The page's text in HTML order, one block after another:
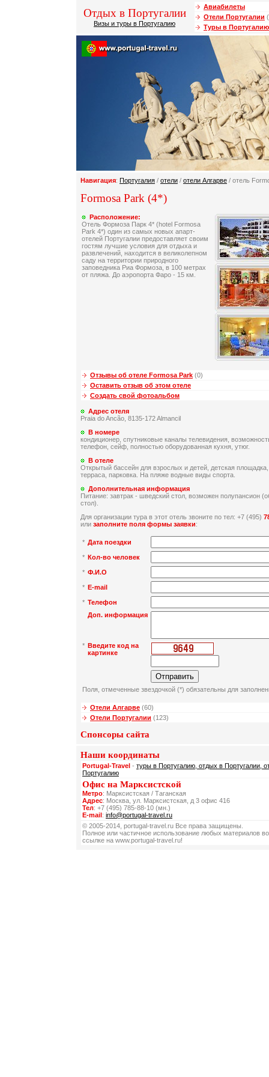
Отдых в Португалии
Визы и туры в Португалию
Авиабилеты
Отели Португалии
Туры в Португалию
Навигация: Португалия / отели / отели Алгарве / отель
Formosa Park (4*)
Расположение:
Отель Формоза Парк 4* (hotel Formosa
Park 4*) один из самых новых апарт-
отелей Португалии предоставляет своим
гостям лучшие условия для отдыха и
развлечений, находится в великолепном
саду на территории природного
заповедника Риа Формоза, в 100 метрах
от пляжа. До аэропорта Фаро - 15 км.
Отзывы об отеле Formosa Park (0)
Оставить отзыв об этом отеле
Создать свой фотоальбом
Адрес отеля
Praia do Ancão, 8135-172 Almancil
В номере
кондиционер, спутниковые каналы телевидения,
телефон, сейф, полностью оборудованная кухня, утюг.
В отеле
Открытый бассейн для взрослых и детей, детская
терраса, парковка. На пляже водные виды спорта.
Дополнительная информация
Питание: завтрак - шведский стол, возможен полупансион
стол).
Для организации тура в этот отель звоните по тел: +7 (495)
или заполните поля формы заявки:
* Дата поездки
* Кол-во человек
* Ф.И.О
* E-mail
* Телефон
Доп. информация
* Введите код на
картинке
Поля, отмеченные звездочкой (*) обязательны для
Отели Алгарве (60)
Отели Португалии (123)
Спонсоры сайта
Наши координаты
Portugal-Travel - туры в Португалию, отдых в Португалии,
Португалию
Офис на Марксистской
Метро: Марксистская / Таганская
Адрес: Москва, ул. Марксистская, д 3 офис 416
Тел: +7 (495) 785-88-10 (мн.)
E-mail: info@portugal-travel.ru
© 2005-2014, portugal-travel.ru Все права защищены.
Полное или частичное использование любых материалов
ссылке на www.portugal-travel.ru!